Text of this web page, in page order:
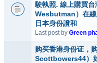
駛執照. 線上購買台
Wesbutman）在
日本身份證和
Last post by Green
购买香港身份证，
Scottbowers44）